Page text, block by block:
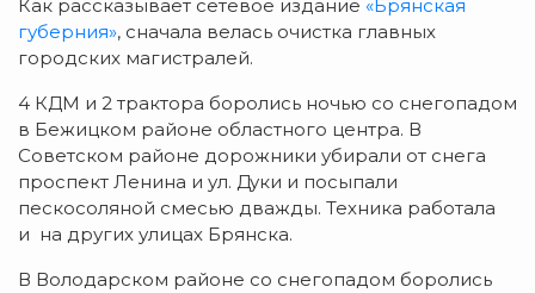
Как рассказывает сетевое издание «Брянская
губерния», сначала велась очистка главных
городских магистралей.
4 КДМ и 2 трактора боролись ночью со снегопадом
в Бежицком районе областного центра. В
Советском районе дорожники убирали от снега
проспект Ленина и ул. Дуки и посыпали
пескосоляной смесью дважды. Техника работала
и на других улицах Брянска.
В Володарском районе со снегопадом боролись